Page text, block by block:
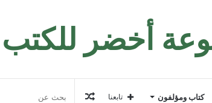
أخضر للكتب
كتاب ومؤلفون مقال تابعنا